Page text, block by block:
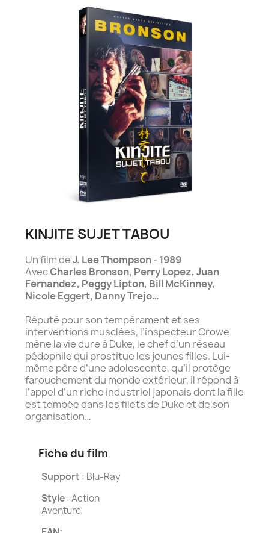
KINJITE SUJET TABOU
Un film deJ. Lee Thompson - 1989
AvecCharles Bronson, Perry Lopez, Juan
Fernandez, Peggy Lipton, Bill McKinney,
Nicole Eggert, Danny Trejo…
Réputé pour son tempérament et ses
interventions musclées, l’inspecteur Crowe
mène la vie dure à Duke, le chef d’un réseau
pédophile qui prostitue les jeunes filles. Lui-
même père d’une adolescente, qu’il protège
farouchement du monde extérieur, il répond à
l’appel d’un riche industriel japonais dont la fille
est tombée dans les filets de Duke et de son
organisation…
Fiche du film
Support : Blu-Ray
Style: Action
Aventure